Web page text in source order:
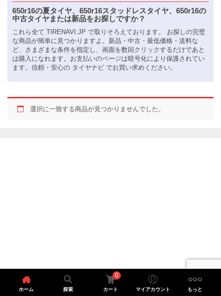
650r16の夏タイヤ、650r16スタッドレスタイヤ、650r16の
中古タイヤまたは新品をお探しですか？
これら全て TIRENAVI.JP で取りそろえております。 お探しの完璧
な商品が簡単に見つかりますよ。新品・中古・最低価格・送料な
ど、さまざまな条件を指定し、画面を数回クリックするだけであと
は購入になれます。お支払いのページは暗号化により保護されてい
ます。信頼・安心の タイヤナビ でお買い求めください。
選択に一致する商品が見つかりませんでした。
ホーム 探索
0
カート マイアカウント もっと